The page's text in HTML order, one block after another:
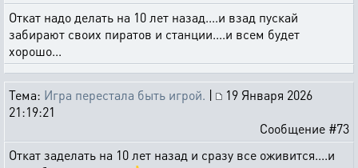
Откат надо делать на 10 лет назад....и взад пускай
забирают своих пиратов и станции....и всем будет
хорошо...
Тема: Игра перестала быть игрой. |
19 Января 2026
21:19:21
Сообщение #73
Откат заделать на 10 лет назад и сразу все оживится....и